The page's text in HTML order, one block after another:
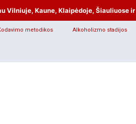
Vilniuje, Kaune, Klaipėdoje, Šiauliuose ir
metodikos Alkoholizmo stadijos